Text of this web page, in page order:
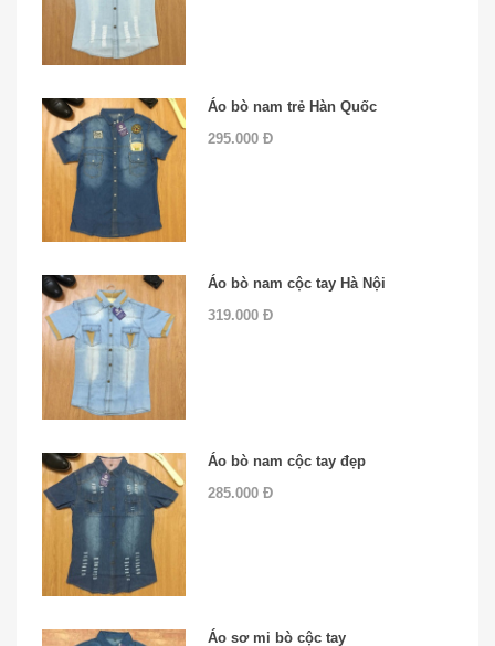
Áo bò nam trẻ Hàn Quốc
295.000 Đ
Áo bò nam cộc tay Hà Nội
319.000 Đ
Áo bò nam cộc tay đẹp
285.000 Đ
Áo sơ mi bò cộc tay